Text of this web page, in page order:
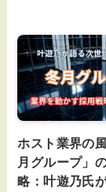
ホスト業界の
月グループ」
略：叶遊乃氏